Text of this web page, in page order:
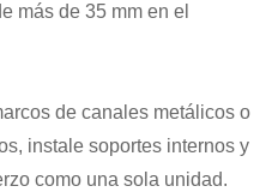
más de 35 mm en el
de canales metálicos o
instale soportes internos y
como una sola unidad.